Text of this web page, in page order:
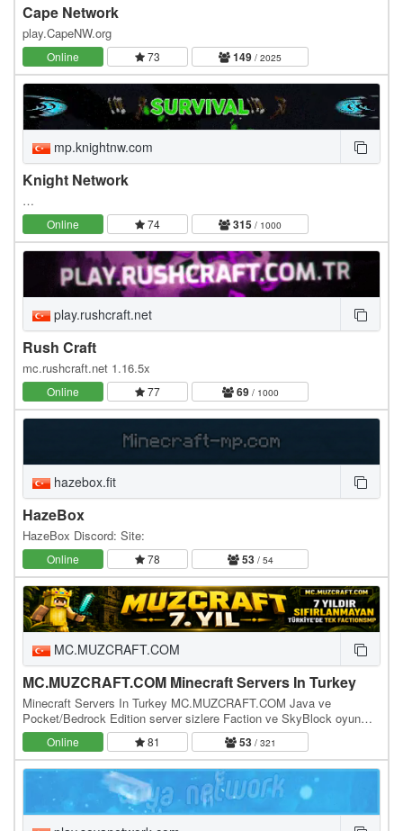
Cape Network
play.CapeNW.org
Online 73 149 / 2025
mp.knightnw.com
Knight Network
…
Online 74 315 / 1000
play.rushcraft.net
Rush Craft
mc.rushcraft.net 1.16.5x
Online 77 69/ 1000
hazebox.fit
HazeBox
HazeBox Discord: Site:
Online 78 53/ 54
MC.MUZCRAFT.COM
MC.MUZCRAFT.COM Minecraft Servers In Turkey
Minecraft Servers In Turkey MC.MUZCRAFT.COM Java ve
Pocket/Bedrock Edition server sizlere Faction ve SkyBlock oyun
modlarıyla hizmet vermektedir. Bu sunucu Java,…
Online 81 53/ 321